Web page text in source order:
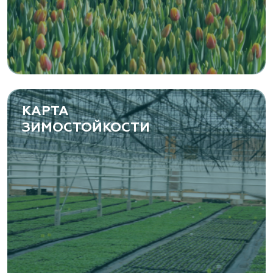
растений
Самарская область, с. Подстепки, ул.
Фермерская 14 А
(8482) 650 010
www.yoly-paly.ru
«ВЕНЕВ» питомник растений
Тульская область, Венёвский р-н, село
Борщевое, улица Лесная, д. 13
8 963 224 87 99
https://www.venev1.ru/
«ВЕНЕВ» питомник растений
КАРТА
ЗИМОСТОЙКОСТИ